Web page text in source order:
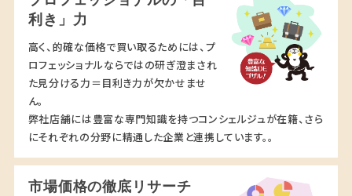
利き」力
高く、的確な価格で買い取るためには、プ
ロフェッショナルならではの研ぎ澄まされ
た見分ける力＝目利き力が欠かせませ
ん。
弊社店舗には豊富な専門知識を持つコンシェルジュが在籍、さら
にそれぞれの分野に精通した企業と連携しています。。
市場価格の徹底リサーチ